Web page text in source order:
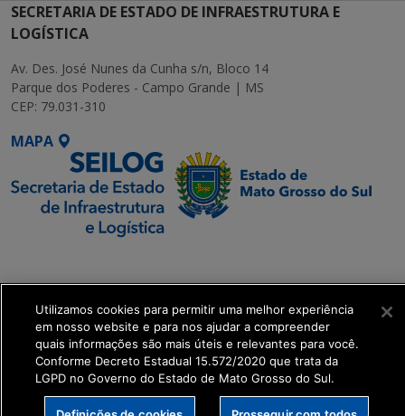
SECRETARIA DE ESTADO DE INFRAESTRUTURA E
LOGÍSTICA
Av. Des. José Nunes da Cunha s/n, Bloco 14
Parque dos Poderes - Campo Grande | MS
CEP: 79.031-310
MAPA
Executiva de
Transformação Digital
get_footer();
Utilizamos cookies para permitir uma melhor experiência
em nosso website e para nos ajudar a compreender
quais informações são mais úteis e relevantes para você.
Conforme Decreto Estadual 15.572/2020 que trata da
LGPD no Governo do Estado de Mato Grosso do Sul.